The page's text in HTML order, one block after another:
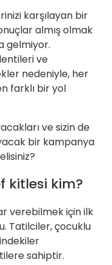
karşılayan bir
almış olmak
gelmiyor.
ve
nedeniyle, her
farklı bir yol
ve sizin de
bir kampanya
kitlesi kim?
verebilmek için ilk
Tatilciler, çocuklu
sahiptir.